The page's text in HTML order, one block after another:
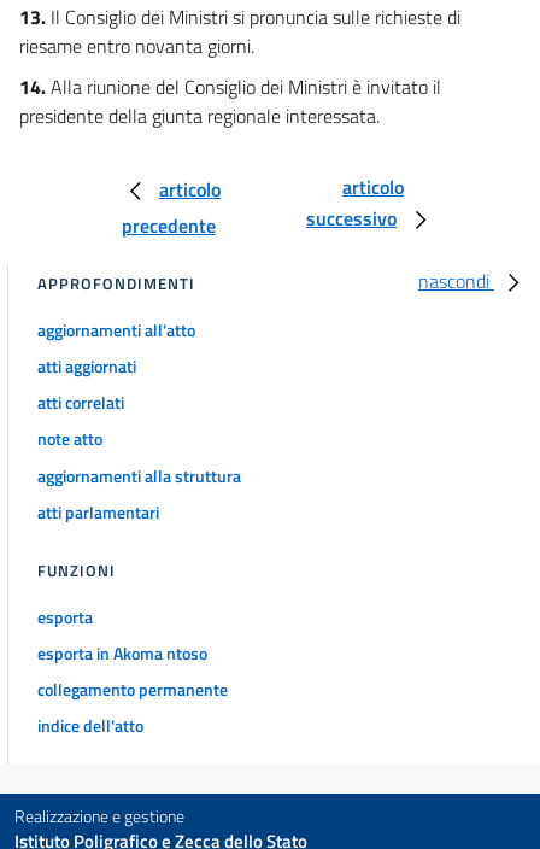
51
CAPO VI
GIUSTIZIA MILITARE
SEZIONE I
55
56
57
58
59
SEZIONE II
60
61
67
68
13. Il Consiglio dei Ministri si pronuncia sulle richieste di
riesame entro novanta giorni.
14.Alla riunione del Consiglio dei Ministri è invitato il
presidente della giunta regionale interessata.
articolo
precedente
articolo
successivo
nascondi
APPROFONDIMENTI
aggiornamenti all'atto
atti aggiornati
atti correlati
note atto
aggiornamenti alla struttura
atti parlamentari
FUNZIONI
esporta
esporta in Akoma ntoso
collegamento permanente
indice dell'atto
Realizzazione e gestione
Istituto Poligrafico e Zecca dello Stato